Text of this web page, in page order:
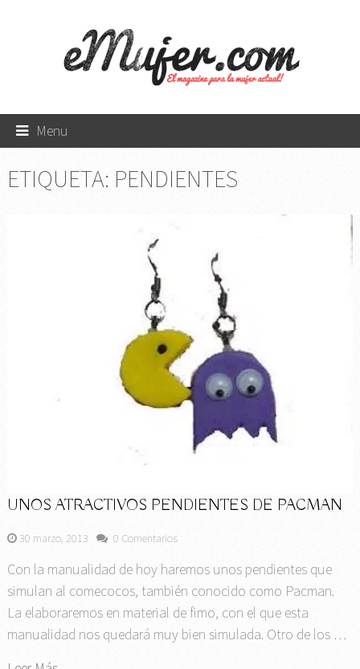
Menu
ETIQUETA: PENDIENTES
UNOS ATRACTIVOS PENDIENTES DE PACMAN
30 marzo, 2013 0 Comentarios
Con la manualidad de hoy haremos unos pendientes que
simulan al comecocos, también conocido como Pacman.
La elaboraremos en material de fimo, con el que esta
manualidad nos quedará muy bien simulada. Otro de los …